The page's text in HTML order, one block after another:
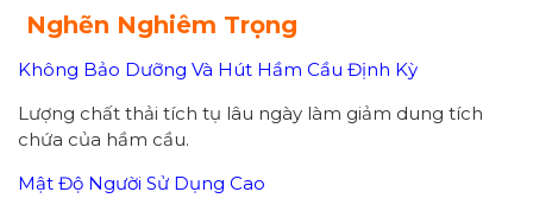
Nghẽn Nghiêm Trọng
Không Bảo Dưỡng Và Hút Hầm Cầu Định Kỳ
Lượng chất thải tích tụ lâu ngày làm giảm dung tích
chứa của hầm cầu.
Mật Độ Người Sử Dụng Cao